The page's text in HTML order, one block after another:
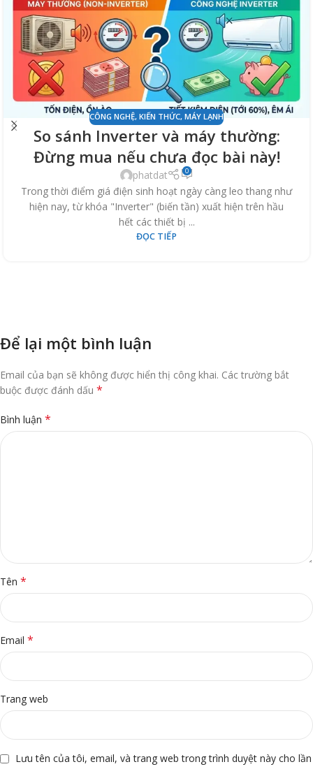
CÔNG NGHỆ, KIẾN THỨC, MÁY LẠNH
So sánh Inverter và máy thường:
Đừng mua nếu chưa đọc bài này!
phatdat 0
Trong thời điểm giá điện sinh hoạt ngày càng leo thang như
hiện nay, từ khóa "Inverter" (biến tần) xuất hiện trên hầu
hết các thiết bị ...
ĐỌC TIẾP
Để lại một bình luận
Email của bạn sẽ không được hiển thị công khai. Các trường bắt
buộc được đánh dấu *
Bình luận *
Tên *
Email *
Trang web
Lưu tên của tôi, email, và trang web trong trình duyệt này cho lần